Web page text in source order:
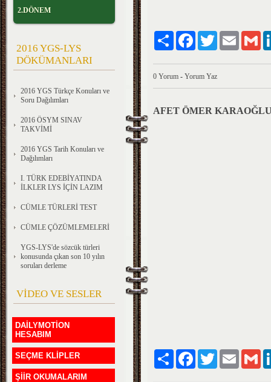
2.DÖNEM
2016 YGS-LYS
DÖKÜMANLARI
2016 YGS Türkçe Konuları ve
Soru Dağılımları
2016 ÖSYM SINAV
TAKVİMİ
2016 YGS Tarih Konuları ve
Dağılımları
I. TÜRK EDEBİYATINDA
İLKLER LYS İÇİN LAZIM
CÜMLE TÜRLERİ TEST
CÜMLE ÇÖZÜMLEMELERİ
YGS-LYS'de sözcük türleri
konusunda çıkan son 10 yılın
soruları derleme
VİDEO VE SESLER
DAİLYMOTİON
HESABIM
SEÇME KLİPLER
ŞİİR OKUMALARIM
Paylaş FacebookTwitter Email
0 Yorum - Yorum Yaz
AFET ÖMER
Paylaş FacebookTwitter Email